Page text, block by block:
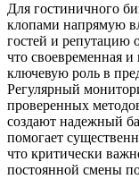
Для гостиничного
клопами напрямую
гостей и репутацию
что своевременная и
ключевую роль в
Регулярный
проверенных
создают надежный
помогает
что критически
постоянной смены